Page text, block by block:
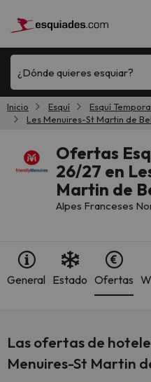
¿Dónde quieres esquiar?
Inicio Esquí Esquí
Les Menuires-St Martin de
Ofertas
26/27 en
Martin de
Alpes Franceses
General Estado Ofertas
Las ofertas de
Menuires-St Martin